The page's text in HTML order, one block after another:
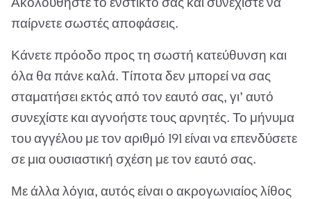
παίρνετε σωστές αποφάσεις.
Κάνετε πρόοδο προς τη σωστή κατεύθυνση και
όλα θα πάνε καλά. Τίποτα δεν μπορεί να σας
σταματήσει εκτός από τον εαυτό σας, γι’ αυτό
συνεχίστε και αγνοήστε τους αρνητές. Το μήνυμα
του αγγέλου με τον αριθμό 191 είναι να επενδύσετε
σε μια ουσιαστική σχέση με τον εαυτό σας.
Με άλλα λόγια, αυτός είναι ο ακρογωνιαίος λίθος